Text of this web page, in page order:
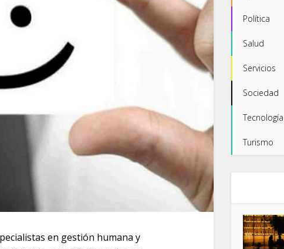
en gestión humana y
Política
Salud
Servicios
Sociedad
Tecnología
Turismo